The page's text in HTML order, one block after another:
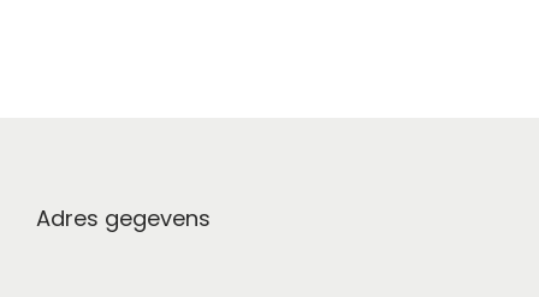
Adres gegevens